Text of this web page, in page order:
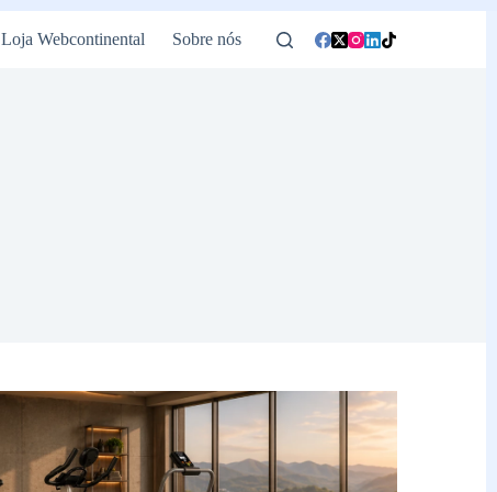
Loja Webcontinental Sobre nós